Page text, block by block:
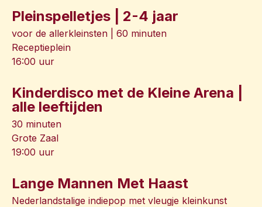
Pleinspelletjes | 2-4 jaar
voor de allerkleinsten | 60 minuten
Receptieplein
16:00 uur
Kinderdisco met de Kleine Arena |
alle leeftijden
30 minuten
Grote Zaal
19:00 uur
Lange Mannen Met Haast
Nederlandstalige indiepop met vleugje kleinkunst